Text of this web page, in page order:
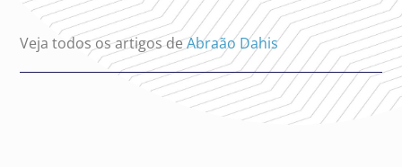
Veja todos os artigos deAbraão Dahis